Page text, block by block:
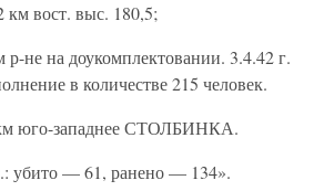
км вост. выс. 180,5;
не на доукомплектовании. 3.4.42 г.
в количестве 215 человек.
юго-западнее СТОЛБИНКА.
убито — 61, ранено — 134».